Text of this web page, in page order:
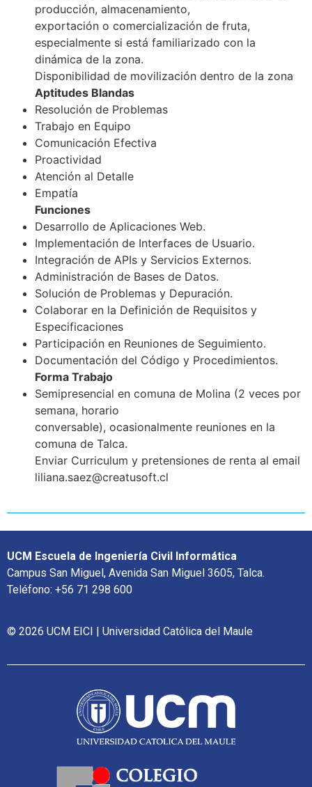
producción, almacenamiento,
exportación o comercialización de fruta,
especialmente si está familiarizado con la
dinámica de la zona.
Disponibilidad de movilización dentro de la zona
Aptitudes Blandas
Resolución de Problemas
Trabajo en Equipo
Comunicación Efectiva
Proactividad
Atención al Detalle
Empatía
Funciones
Desarrollo de Aplicaciones Web.
Implementación de Interfaces de Usuario.
Integración de APIs y Servicios Externos.
Administración de Bases de Datos.
Solución de Problemas y Depuración.
Colaborar en la Definición de Requisitos y
Especificaciones
Participación en Reuniones de Seguimiento.
Documentación del Código y Procedimientos.
Forma Trabajo
Semipresencial en comuna de Molina (2 veces por
semana, horario
conversable), ocasionalmente reuniones en la
comuna de Talca.
Enviar Curriculum y pretensiones de renta al email
liliana.saez@creatusoft.cl
UCM Escuela de Ingeniería Civil Informática
Campus San Miguel, Avenida San Miguel 3605, Talca.
Teléfono: +56 71 298 600
© 2026 UCM EICI | Universidad Católica del Maule